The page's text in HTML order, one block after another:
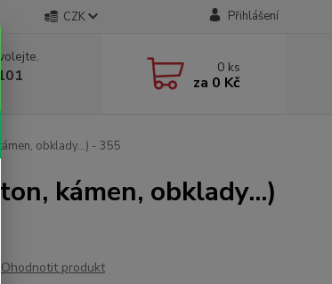
CZK Přihlášení
0 ks
za 0 Kč
obklady...) - 355
kámen, obklady...)
Ohodnotit produkt